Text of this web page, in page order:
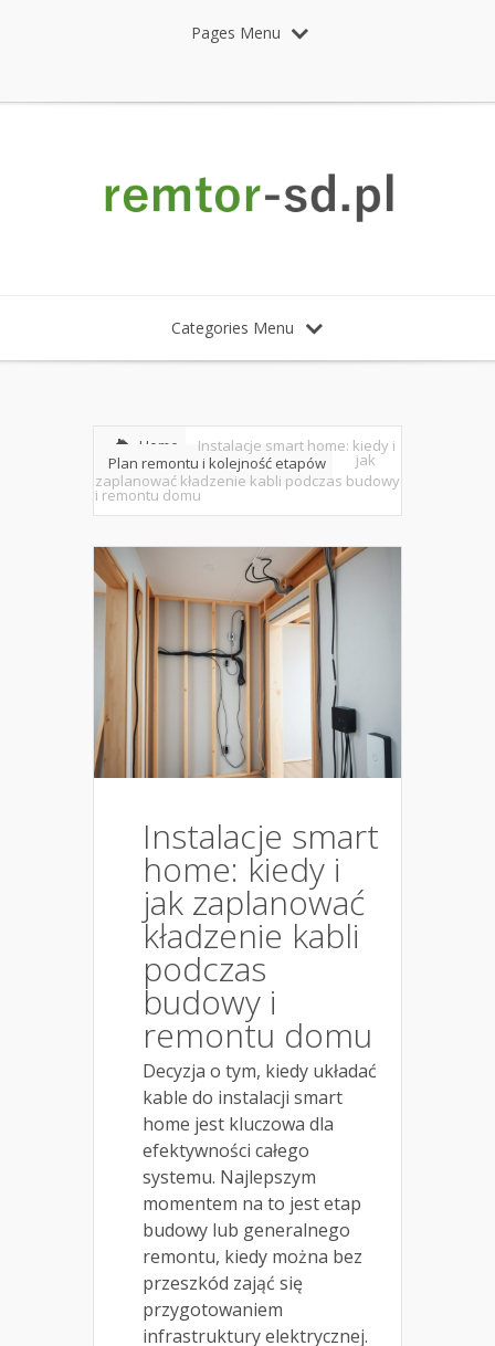
Pages Menu
Categories Menu
Home
Plan remontu i kolejność etapów
Instalacje smart home: kiedy i
jak
zaplanować kładzenie kabli podczas budowy
i remontu domu
Instalacje smart
home: kiedy i
jak zaplanować
kładzenie kabli
podczas
budowy i
remontu domu
Decyzja o tym, kiedy układać
kable do instalacji smart
home jest kluczowa dla
efektywności całego
systemu. Najlepszym
momentem na to jest etap
budowy lub generalnego
remontu, kiedy można bez
przeszkód zająć się
przygotowaniem
infrastruktury elektrycznej.